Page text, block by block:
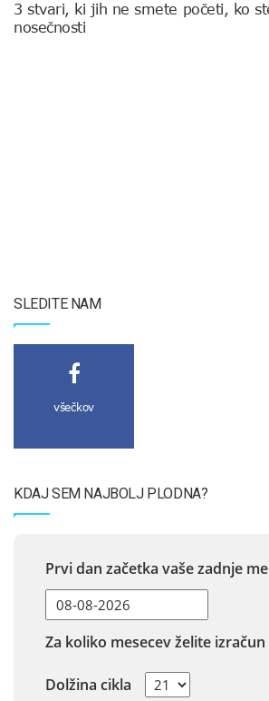
3 stvari, ki jih ne smete početi, ko
nosečnosti
SLEDITE NAM
všečkov
KDAJ SEM NAJBOLJ PLODNA?
Prvi dan začetka vaše zadnje
Za koliko mesecev želite izračun
Dolžina cikla